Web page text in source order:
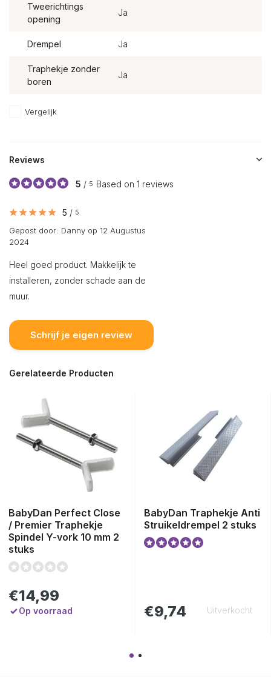
Tweerichtings
opening
Ja
Drempel Ja
Traphekje zonder
boren
Ja
Vergelijk
Reviews
5 / 5 Based on 1 reviews
5 / 5
Gepost door: Danny op 12 Augustus
2024
Heel goed product. Makkelijk te
installeren, zonder schade aan de
muur.
Schrijf je eigen review
Gerelateerde Producten
BabyDan Perfect Close
/ Premier Traphekje
Spindel Y-vork 10 mm 2
stuks
€14,99
Op voorraad
BabyDan Traphekje Anti
Struikeldrempel 2 stuks
€9,74 Uitverkocht